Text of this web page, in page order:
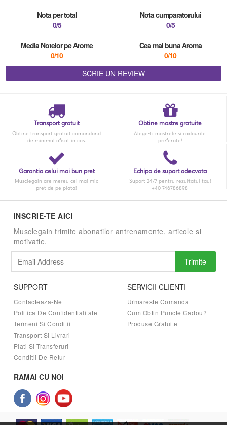
Nota per total
0/5
Nota cumparatorului
0/5
Media Notelor pe Arome
0/10
Cea mai buna Aroma
0/10
SCRIE UN REVIEW
Transport gratuit
Obtine transport gratuit comandand
de minimul afisat in cos.
Obtine mostre gratuite
Alege-ti mostrele si cadourile
preferate!
Garantia celui mai bun pret
Musclegain are mereu cel mai mic
pret de pe piata!
Echipa de suport adecvata
Suport 24/7 pentru rezultatul tau!
+40 746786898
INSCRIE-TE AICI
Musclegain trimite abonatilor antrenamente, articole si
motivatie.
Trimite
SUPPORT
Contacteaza-Ne
Politica De Confidentialitate
Termeni Si Conditii
Transport Si Livrari
Plati Si Transferuri
Conditii De Retur
SERVICII CLIENTI
Urmareste Comanda
Cum Obtin Puncte Cadou?
Produse Gratuite
RAMAI CU NOI